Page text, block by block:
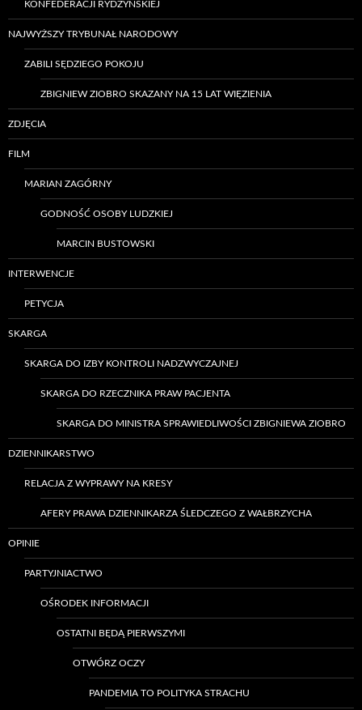
KONFEDERACJI RYDZYŃSKIEJ
NAJWYŻSZY TRYBUNAŁ NARODOWY
ZABILI SĘDZIEGO POKOJU
ZBIGNIEW ZIOBRO SKAZANY NA 15 LAT WIĘZIENIA
ZDJĘCIA
FILM
MARIAN ZAGÓRNY
GODNOŚĆ OSOBY LUDZKIEJ
MARCIN BUSTOWSKI
INTERWENCJE
PETYCJA
SKARGA
SKARGA DO IZBY KONTROLI NADZWYCZAJNEJ
SKARGA DO RZECZNIKA PRAW PACJENTA
SKARGA DO MINISTRA SPRAWIEDLIWOŚCI ZBIGNIEWA ZIOBRO
DZIENNIKARSTWO
RELACJA Z WYPRAWY NA KRESY
AFERY PRAWA DZIENNIKARZA ŚLEDCZEGO Z WAŁBRZYCHA
OPINIE
PARTYJNIACTWO
OŚRODEK INFORMACJI
OSTATNI BĘDĄ PIERWSZYMI
OTWÓRZ OCZY
PANDEMIA TO POLITYKA STRACHU